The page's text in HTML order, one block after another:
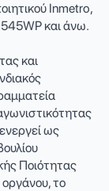
Inmetro,
545WP και άνω.
και
ως
Ποιότητας
οργάνου, το